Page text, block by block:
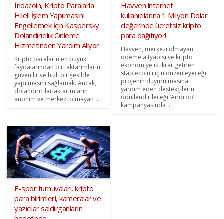
Indacoin, Kripto Paralarla
Hileli İşlem Yapılmasını
Engellemek İçin Kaspersky
Dolandırıcılık Önleme
Hizmetinden Yardım Alıyor
Kripto paraların en büyük
faydalarından biri aktarımların
güvenilir ve hızlı bir şekilde
yapılmasını sağlamak. Ancak,
dolandırıcılar aktarımların
anonim ve merkezi olmayan ...
Havven internet
kullanıcılarına 1 Milyon Dolar
değerinde ücretsiz kripto
para dağıtıyor!
Havven, merkezi olmayan
ödeme altyapısı ve kripto
ekonomiye istikrar getiren
stablecoin'i için düzenleyeceği,
projenin duyurulmasına
yardım eden destekçilerin
ödüllendirileceği ‘Airdrop’
kampanyasında ...
E-spor turnuvaları, kripto
para birimleri, kameralar ve
yazıcılar saldırganların